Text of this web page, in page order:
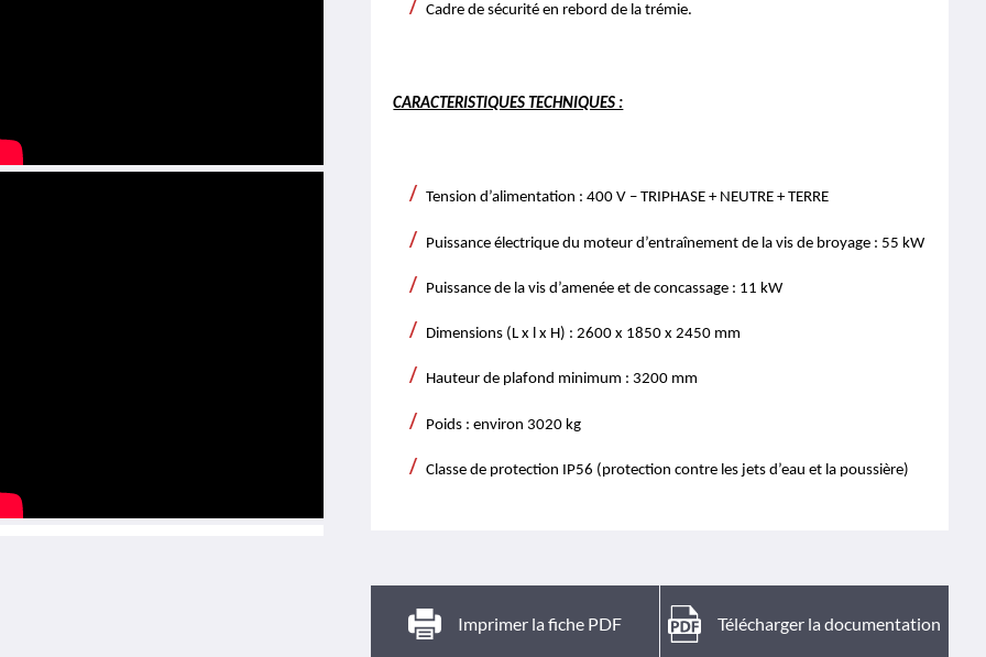
Cadre de sécurité en rebord de la trémie.
CARACTERISTIQUES TECHNIQUES :
Tension d’alimentation : 400 V – TRIPHASE + NEUTRE + TERRE
Puissance électrique du moteur d’entraînement de la vis de broyage : 55 kW
Puissance de la vis d’amenée et de concassage : 11 kW
Dimensions (L x l x H) : 2600 x 1850 x 2450 mm
Hauteur de plafond minimum : 3200 mm
Poids : environ 3020 kg
Classe de protection IP56 (protection contre les jets d’eau et la poussière)
Imprimer la fiche PDF Télécharger la documentation